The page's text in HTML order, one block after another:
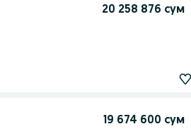
20 258 876 сум
19 674 600 сум